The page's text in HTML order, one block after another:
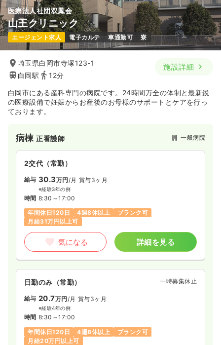
日勤のみ（パート） 一時募集休止
給与 時給1,400〜1,600円
時間 8:30～17:30 （休憩60分）
日祝休み
オンコールあり
気になる 詳細を見る
病棟正看護師 一般病院
日勤のみ（常勤）
給与 30.6万円 /月 賞与3.5ヶ月
※経験10年の例
時間 8:30～17:30
年間休日120日
4週8休以上 ブランク可
月給30万円以上可
気になる 詳細を見る
2交代（常勤） 一時募集休止
給与 28.6万円/月 賞与3.5ヶ月
※経験4年の例
時間 8:30～17:30
年間休日120日
4週8休以上 ブランク可
月給30万円以上可
医療法人社団双鳳会
山王クリニック
エージェント求人 電子カルテ 車通勤可 寮
埼玉県白岡市寺塚123-1
白岡駅
12分
施設詳細
白岡市にある産科専門の病院です。24時間万全の体制と最新鋭
の医療設備で妊娠からお産後のお母様のサポートとケアを行っ
ております。
病棟正看護師 一般病院
2交代（常勤）
給与 30.3万円 /月 賞与3ヶ月
※経験3年の例
時間 8:30～17:00
年間休日120日
4週8休以上
ブランク可
月給31万円以上可
気になる 詳細を見る
日勤のみ（常勤） 一時募集休止
給与 20.7万円/月 賞与3ヶ月
※経験4年の例
時間 8:30～17:00
年間休日120日
4週8休以上
ブランク可
月給20万円以上可